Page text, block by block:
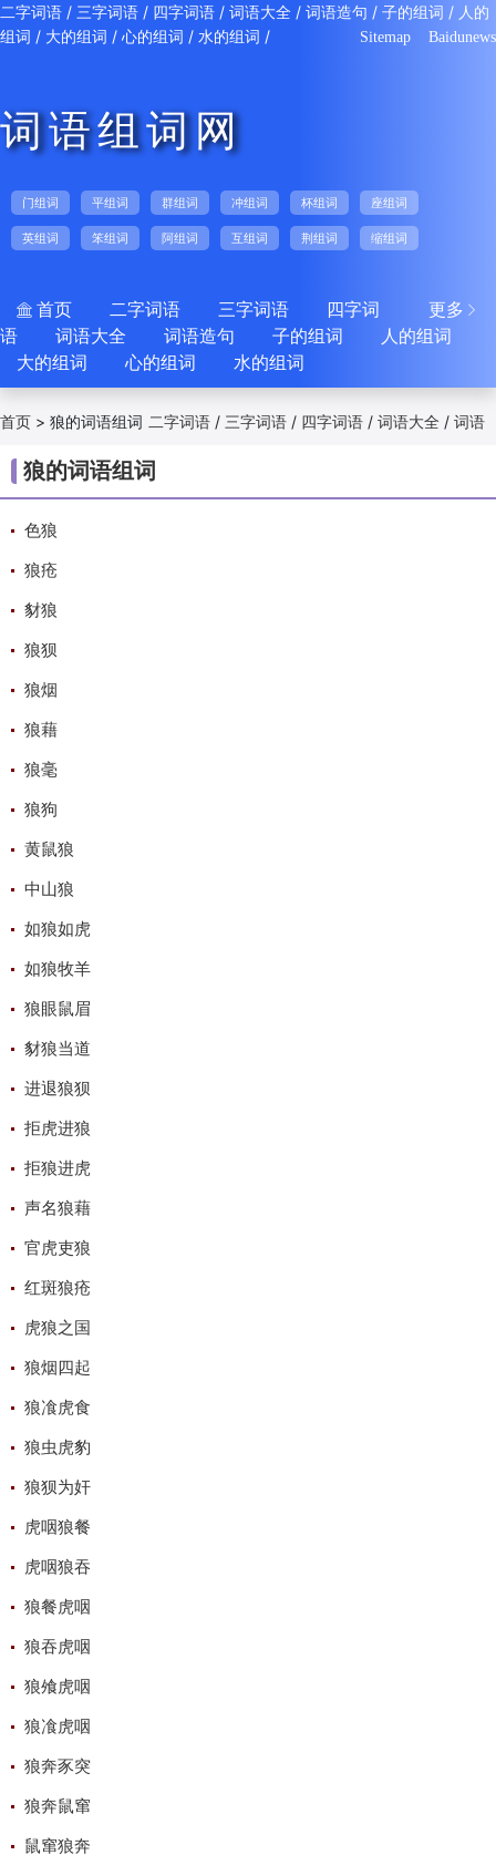
二字词语 / 三字词语 / 四字词语 / 词语大全 / 词语造句 / 子的组词 / 人的
组词 / 大的组词 / 心的组词 / 水的组词 / Sitemap Baidunews
词语组词网
门组词 平组词 群组词 冲组词 杯组词 座组词
英组词 笨组词 阿组词 互组词 荆组词 缩组词
更多 
 首页 二字词语 三字词语
四字词
语
词语大全 词语造句 子的组词
人的组词
大的组词
心的组词 水的组词
二字词语 / 三字词语 / 四字词语 /词语大全 /词语
水的组词
首页 > 狼的词语组词
狼的词语组词
色狼
狼疮
豺狼
狼狈
狼烟
狼藉
狼毫
狼狗
黄鼠狼
中山狼
如狼如虎
如狼牧羊
狼眼鼠眉
豺狼当道
进退狼狈
拒虎进狼
拒狼进虎
声名狼藉
官虎吏狼
红斑狼疮
虎狼之国
狼烟四起
狼飡虎食
狼虫虎豹
狼狈为奸
虎咽狼餐
虎咽狼吞
狼餐虎咽
狼吞虎咽
狼飧虎咽
狼飡虎咽
狼奔豕突
狼奔鼠窜
鼠窜狼奔